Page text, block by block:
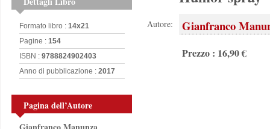
Formato libro : 14x21
Pagine : 154
ISBN : 9788824902403
Anno di pubblicazione : 2017
Pagina dell’Autore
Autore: Gianfranco
Prezzo : 16,90 €